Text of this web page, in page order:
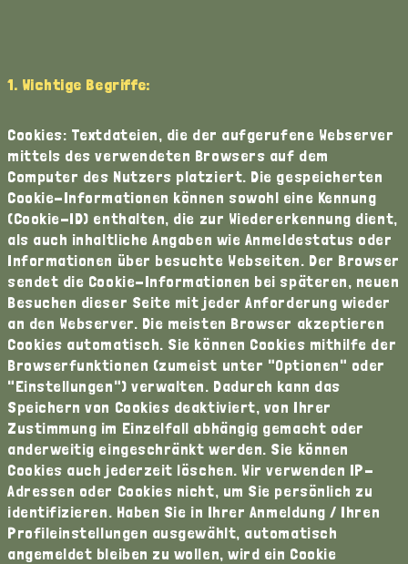
1. Wichtige Begriffe:
Cookies: Textdateien, die der aufgerufene Webserver
mittels des verwendeten Browsers auf dem
Computer des Nutzers platziert. Die gespeicherten
Cookie-Informationen können sowohl eine Kennung
(Cookie-ID) enthalten, die zur Wiedererkennung dient,
als auch inhaltliche Angaben wie Anmeldestatus oder
Informationen über besuchte Webseiten. Der Browser
sendet die Cookie-Informationen bei späteren, neuen
Besuchen dieser Seite mit jeder Anforderung wieder
an den Webserver. Die meisten Browser akzeptieren
Cookies automatisch. Sie können Cookies mithilfe der
Browserfunktionen (zumeist unter "Optionen" oder
"Einstellungen") verwalten. Dadurch kann das
Speichern von Cookies deaktiviert, von Ihrer
Zustimmung im Einzelfall abhängig gemacht oder
anderweitig eingeschränkt werden. Sie können
Cookies auch jederzeit löschen. Wir verwenden IP-
Adressen oder Cookies nicht, um Sie persönlich zu
identifizieren. Haben Sie in Ihrer Anmeldung / Ihren
Profileinstellungen ausgewählt, automatisch
angemeldet bleiben zu wollen, wird ein Cookie